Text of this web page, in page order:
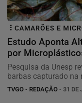
CAMARÕES E
Estudo Aponta
por
Pesquisa da Unesp
barbas capturado na
TVGO - REDAÇÃO - 31 DE